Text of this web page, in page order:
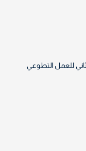
للعمل التطوعي